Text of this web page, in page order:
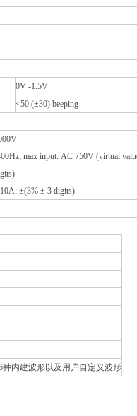
0V -1.5V
<50 (±30) beeping
max input: AC 750V (virtual
±(3% ± 3 digits)
内建波形以及用户自定义波形